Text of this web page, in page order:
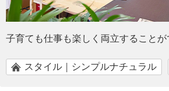
子育ても仕事も楽しく両立すること
スタイル｜シンプルナチュラル